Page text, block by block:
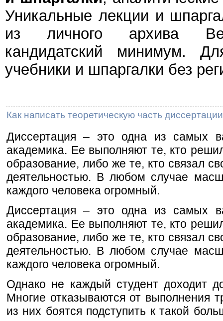
Уникальные лекции и
из личного архива
кандидатский минимум.
учебники и шпаргалки без
Как написать теоретическую часть диссертации
Диссертация – это одна из самых
академика. Ее выполняют те, кто
образование, либо же те, кто связал
деятельностью. В любом случае
каждого человека огромный.
Диссертация – это одна из самых
академика. Ее выполняют те, кто
образование, либо же те, кто связал
деятельностью. В любом случае
каждого человека огромный.
Однако не каждый студент доходит
Многие отказываются от выполнения
из них боятся подступить к такой